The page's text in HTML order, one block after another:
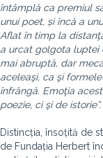
întâmplă ca premiul
unui poet, și încă a
Aflat în timp la
a urcat golgota luptei
mai abruptă, dar
aceleaşi, ca şi
înfrângă. Emoţia
poezie, ci şi de istorie”.
Distincția, însoțită de
de Fundația Herbert